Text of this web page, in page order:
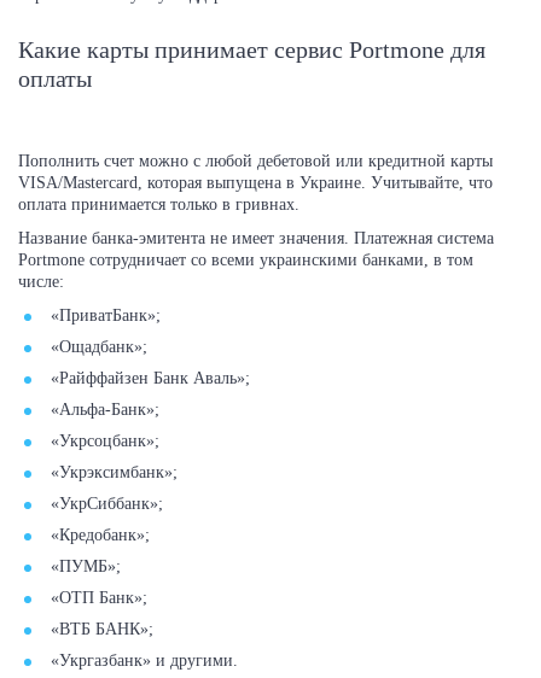
Какие карты принимает сервис Portmone для
оплаты
Пополнить счет можно с любой дебетовой или кредитной карты
VISA/Mastercard, которая выпущена в Украине. Учитывайте, что
оплата принимается только в гривнах.
Название банка-эмитента не имеет значения. Платежная система
Portmone сотрудничает со всеми украинскими банками, в том
числе:
«ПриватБанк»;
«Ощадбанк»;
«Райффайзен Банк Аваль»;
«Альфа-Банк»;
«Укрсоцбанк»;
«Укрэксимбанк»;
«УкрСиббанк»;
«Кредобанк»;
«ПУМБ»;
«ОТП Банк»;
«ВТБ БАНК»;
«Укргазбанк» и другими.